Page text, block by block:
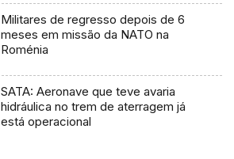
Militares de regresso depois de 6
meses em missão da NATO na
Roménia
SATA: Aeronave que teve avaria
hidráulica no trem de aterragem já
está operacional